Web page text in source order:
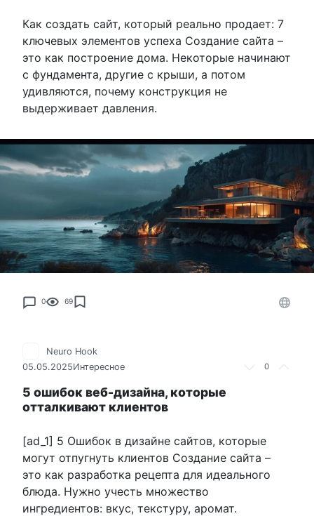
Как создать сайт, который реально продает: 7
ключевых элементов успеха Создание сайта –
это как построение дома. Некоторые начинают
с фундамента, другие с крыши, а потом
удивляются, почему конструкция не
выдерживает давления.
0 69
0
Neuro Hook
05.05.2025Интересное
5 ошибок веб-дизайна, которые
отталкивают клиентов
[ad_1] 5 Ошибок в дизайне сайтов, которые
могут отпугнуть клиентов Создание сайта –
это как разработка рецепта для идеального
блюда. Нужно учесть множество
ингредиентов: вкус, текстуру, аромат.